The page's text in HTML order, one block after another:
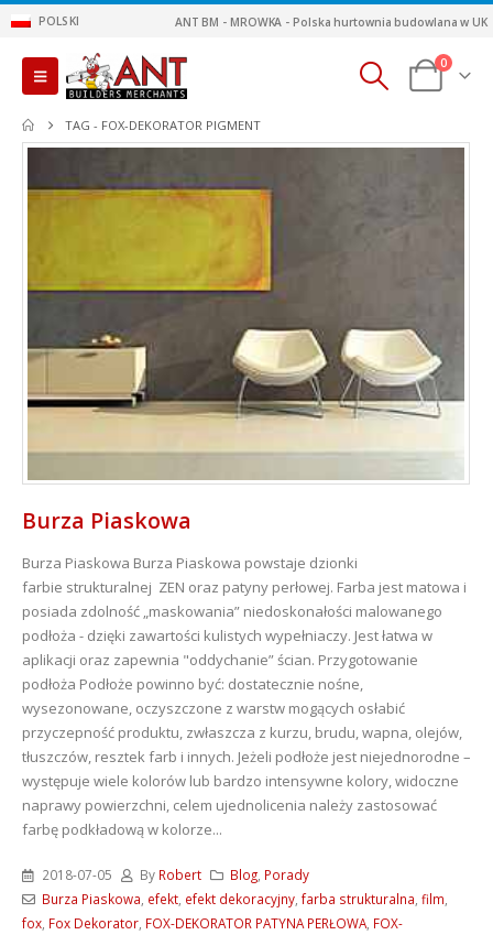
POLSKI ANT BM - MROWKA - Polska hurtownia budowlana w UK
0
TAG - FOX-DEKORATOR PIGMENT
Burza Piaskowa
Burza Piaskowa Burza Piaskowa powstaje dzionki
farbie strukturalnej ZEN oraz patyny perłowej. Farba jest matowa i
posiada zdolność „maskowania” niedoskonałości malowanego
podłoża - dzięki zawartości kulistych wypełniaczy. Jest łatwa w
aplikacji oraz zapewnia "oddychanie” ścian. Przygotowanie
podłoża Podłoże powinno być: dostatecznie nośne,
wysezonowane, oczyszczone z warstw mogących osłabić
przyczepność produktu, zwłaszcza z kurzu, brudu, wapna, olejów,
tłuszczów, resztek farb i innych. Jeżeli podłoże jest niejednorodne –
występuje wiele kolorów lub bardzo intensywne kolory, widoczne
naprawy powierzchni, celem ujednolicenia należy zastosować
farbę podkładową w kolorze...
2018-07-05 By Robert Blog Porady
Burza Piaskowa efekt, efekt dekoracyjny, farba strukturalna film
fox Fox Dekorator FOX-DEKORATOR PATYNA PERŁOWA FOX-